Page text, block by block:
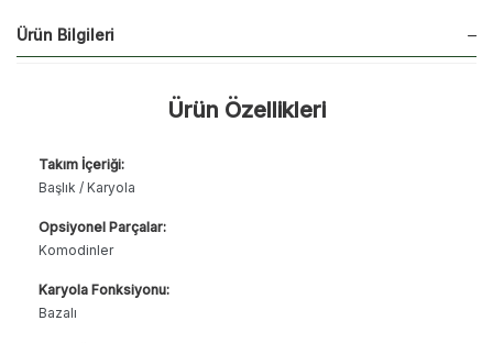
Ürün Bilgileri
Ürün Özellikleri
Takım İçeriği:
Başlık / Karyola
Opsiyonel Parçalar:
Komodinler
Karyola Fonksiyonu:
Bazalı